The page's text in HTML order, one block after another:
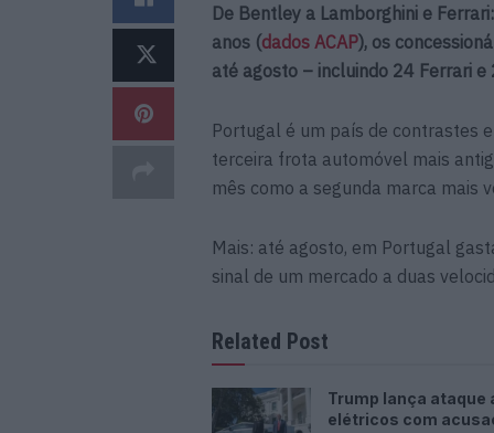
De Bentley a Lamborghini e
anos (dados ACAP), os
até agosto – incluindo 24 Ferrari e
Portugal é um país de contrastes
terceira frota automóvel mais
mês como a segunda marca mais
Mais: até agosto, em Portugal
sinal de um mercado a duas
Related Post
Trump lança ataque
elétricos com